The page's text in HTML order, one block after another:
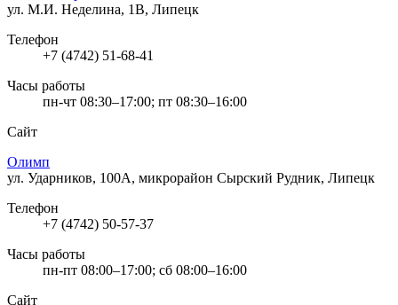
ул. М.И. Неделина, 1В, Липецк
Телефон
+7 (4742) 51-68-41
Часы работы
пн-чт 08:30–17:00; пт 08:30–16:00
Сайт
Олимп
ул. Ударников, 100А, микрорайон Сырский Рудник, Липецк
Телефон
+7 (4742) 50-57-37
Часы работы
пн-пт 08:00–17:00; сб 08:00–16:00
Сайт